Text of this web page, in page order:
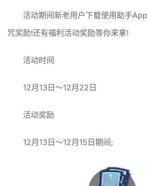
活动期间新老用户下载使用助手
咒奖励!还有福利活动奖励等你来拿!
活动时间
12月13日～12月22日
活动奖励
12月13日～12月15日期间;